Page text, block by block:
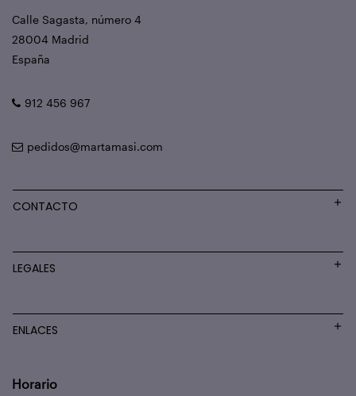
Calle Sagasta, número 4
28004 Madrid
España
912 456 967
pedidos@martamasi.com
CONTACTO
LEGALES
ENLACES
Horario